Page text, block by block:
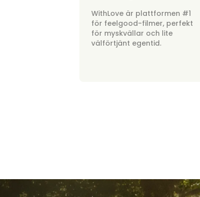
WithLove är plattformen #1
för feelgood-filmer, perfekt
för myskvällar och lite
välförtjänt egentid.